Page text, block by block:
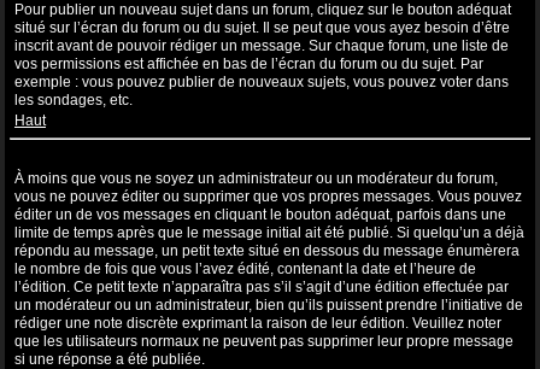
Pour publier un nouveau sujet dans un forum, cliquez sur le bouton adéquat
situé sur l’écran du forum ou du sujet. Il se peut que vous ayez besoin d’être
inscrit avant de pouvoir rédiger un message. Sur chaque forum, une liste de
vos permissions est affichée en bas de l’écran du forum ou du sujet. Par
exemple : vous pouvez publier de nouveaux sujets, vous pouvez voter dans
les sondages, etc.
Haut
À moins que vous ne soyez un administrateur ou un modérateur du forum,
vous ne pouvez éditer ou supprimer que vos propres messages. Vous pouvez
éditer un de vos messages en cliquant le bouton adéquat, parfois dans une
limite de temps après que le message initial ait été publié. Si quelqu’un a déjà
répondu au message, un petit texte situé en dessous du message énumèrera
le nombre de fois que vous l’avez édité, contenant la date et l’heure de
l’édition. Ce petit texte n’apparaîtra pas s’il s’agit d’une édition effectuée par
un modérateur ou un administrateur, bien qu’ils puissent prendre l’initiative de
rédiger une note discrète exprimant la raison de leur édition. Veuillez noter
que les utilisateurs normaux ne peuvent pas supprimer leur propre message
si une réponse a été publiée.